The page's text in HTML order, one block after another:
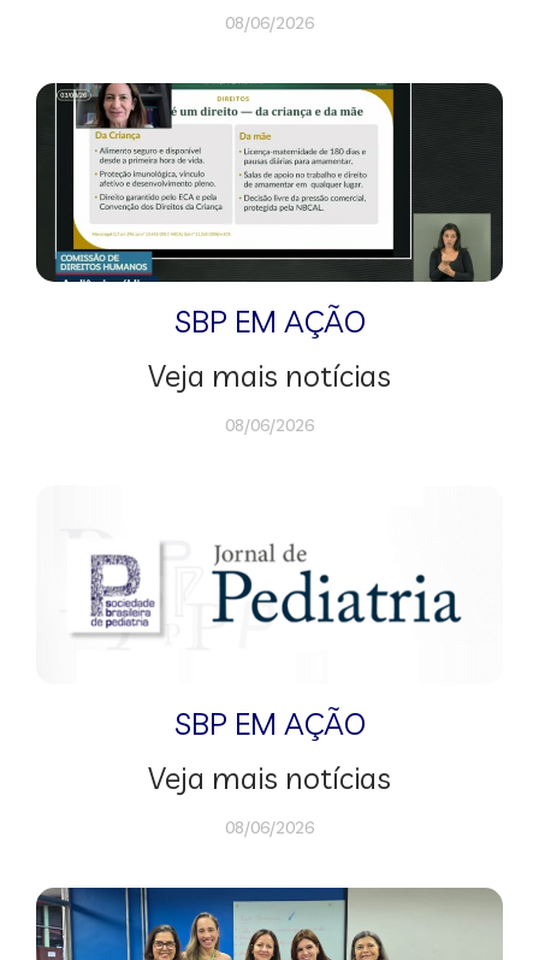
08/06/2026
SBP EM AÇÃO
Veja mais notícias
08/06/2026
SBP EM AÇÃO
Veja mais notícias
08/06/2026